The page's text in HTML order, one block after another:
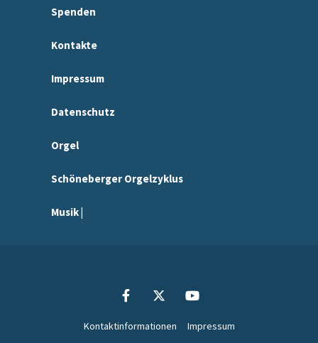
Spenden
Kontakte
Impressum
Datenschutz
Orgel
Schöneberger Orgelzyklus
Musik |
Kontaktinformationen Impressum